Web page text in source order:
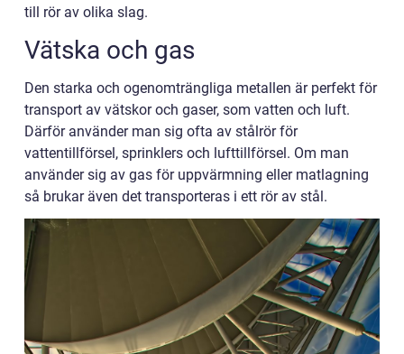
till rör av olika slag.
Vätska och gas
Den starka och ogenomträngliga metallen är perfekt för
transport av vätskor och gaser, som vatten och luft.
Därför använder man sig ofta av stålrör för
vattentillförsel, sprinklers och lufttillförsel. Om man
använder sig av gas för uppvärmning eller matlagning
så brukar även det transporteras i ett rör av stål.